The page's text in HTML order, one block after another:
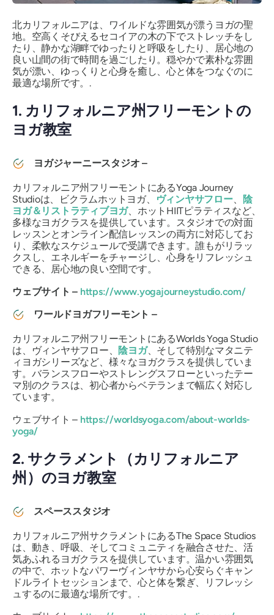
北カリフォルニアは、ワイルドな雰囲気が漂うヨガの聖
地。空高くそびえるセコイアの木の下でストレッチをし
たり、静かな湖畔でゆったりと呼吸をしたり、居心地の
良い山間の街で時間を過ごしたり。穏やかで素朴な雰囲
気が漂い、ゆっくりと心身を癒し、心と体をつなぐのに
最適な場所です。.
1. カリフォルニア州フリーモントの
ヨガ教室
ヨガジャーニースタジオ –
カリフォルニア州フリーモントにあるYoga Journey
Studioは、ビクラムホットヨガ、
ヴィンヤサフロー、
陰
ヨガ＆リストラティブヨガ、ホットHIITピラティスなど、
多様なヨガクラスを提供しています。スタジオでの対面
レッスンとオンライン配信レッスンの両方に対応してお
り、柔軟なスケジュールで受講できます。誰もがリラッ
クスし、エネルギーをチャージし、心身をリフレッシュ
できる、居心地の良い空間です。
ウェブサイト – https://www.yogajourneystudio.com/
ワールドヨガフリーモント –
カリフォルニア州フリーモントにあるWorlds Yoga Studio
は、ヴィンヤサフロー、 陰ヨガ、そして特別なマタニテ
ィヨガシリーズなど、様々なヨガクラスを提供していま
す。バランスフローやストレングスフローといったテー
マ別のクラスは、初心者からベテランまで幅広く対応し
ています。
ウェブサイト – https://worldsyoga.com/about-worlds-
yoga/
2. サクラメント（カリフォルニア
州）のヨガ教室
スペーススタジオ
カリフォルニア州サクラメントにあるThe Space Studios
は、動き、呼吸、そしてコミュニティを融合させた、活
気あふれるヨガクラスを提供しています。温かい雰囲気
の中で、ホットなパワーヴィンヤサから心安らぐキャン
ドルライトセッションまで、心と体を繋ぎ、リフレッシ
ュするのに最適な場所です。.